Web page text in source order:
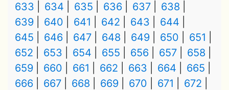
633
634 635 636 637
638
639
640 641 642 643
644
645
646 647 648 649 650
651
652
653 654 655 656 657
658
659
660 661 662 663 664
665
666
667 668 669 670 671
672